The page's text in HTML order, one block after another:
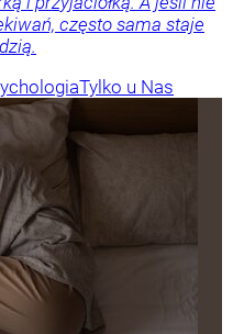
często sama staje
Tylko u Nas